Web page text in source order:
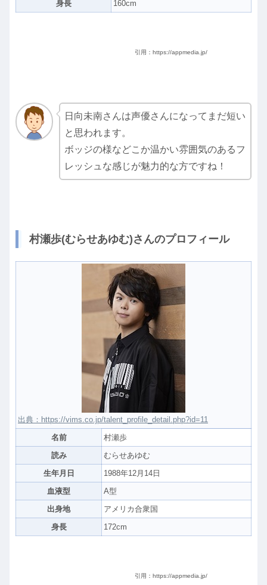
身長 160cm
引用：https://appmedia.jp/
日向未南さんは声優さんになってまだ短い
と思われます。
ボッジの様などこか温かい雰囲気のあるフ
レッシュな感じが魅力的な方ですね！
村瀬歩(むらせあゆむ)さんのプロフィール
出典：https://vims.co.jp/talent_profile_detail.php?id=11
名前
村瀬歩
読み
むらせあゆむ
生年月日
1988年12月14日
血液型
A型
出身地
アメリカ合衆国
身長
172cm
引用：https://appmedia.jp/